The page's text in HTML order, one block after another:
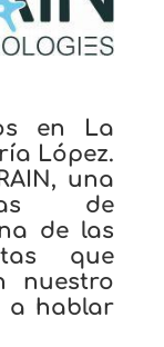
en La
López.
una
de
de las
que
nuestro
a hablar